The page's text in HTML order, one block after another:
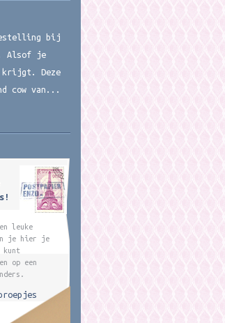
bij
Alsof je
krijgt. Deze
cow van...
leuke
je hier je
kunt
op een